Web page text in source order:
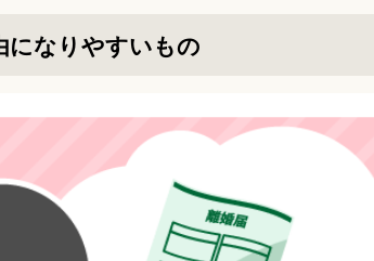
になりやすいもの